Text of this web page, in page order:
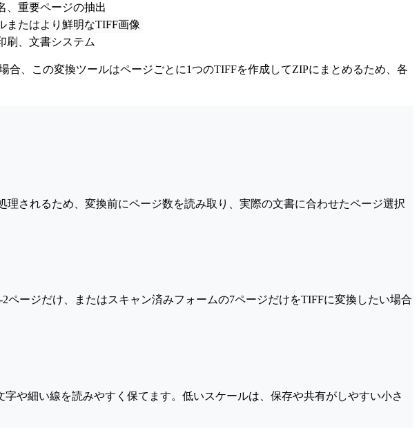
、重要ページの抽出
またはより鮮明なTIFF画像
刷、文書システム
、この変換ツールはページごとに1つのTIFFを作成してZIPにまとめるため、各
されるため、変換前にページ数を読み取り、実際の文書に合わせたページ選択
ージだけ、またはスキャン済みフォームの7ページだけをTIFFに変換したい場合
や細い線を読みやすく保てます。低いスケールは、保存や共有がしやすい小さ